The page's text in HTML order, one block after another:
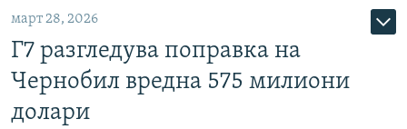
март 28, 2026
Г7 разгледува поправка на
Чернобил вредна 575 милиони
долари